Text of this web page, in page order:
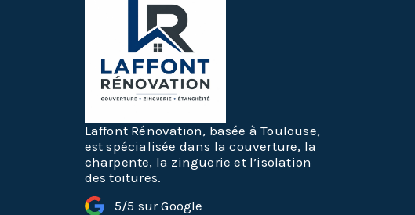
Laffont Rénovation, basée à Toulouse,
est spécialisée dans la couverture, la
charpente, la zinguerie et l’isolation
des toitures.
5/5 sur Google